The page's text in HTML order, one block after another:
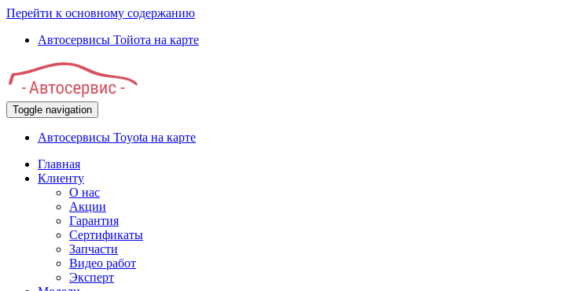
Перейти к основному содержанию
Автосервисы Тойота на карте
Toggle navigation
Автосервисы Toyota на карте
Главная
Клиенту
О нас
Акции
Гарантия
Сертификаты
Запчасти
Видео работ
Эксперт